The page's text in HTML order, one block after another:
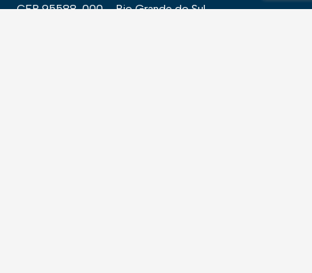
CEP 95588-000 – Rio Grande do Sul